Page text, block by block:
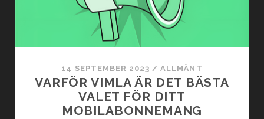
14 SEPTEMBER 2023 /ALLMÄNT
VARFÖR VIMLA ÄR DET BÄSTA
VALET FÖR DITT
MOBILABONNEMANG